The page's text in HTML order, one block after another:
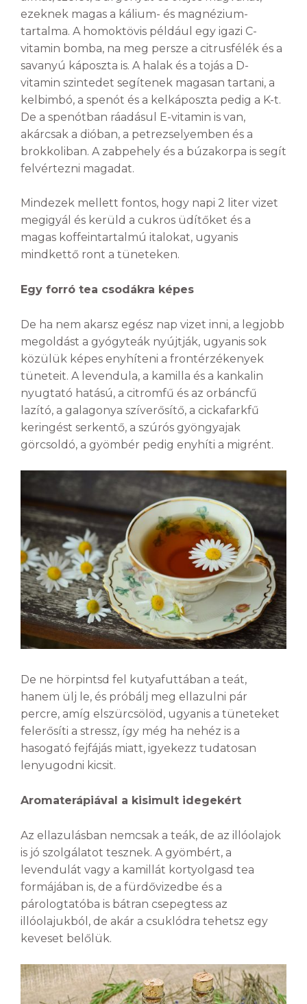
ezeknek magas a kálium- és magnézium-
tartalma. A homoktövis például egy igazi C-
vitamin bomba, na meg persze a citrusfélék és a
savanyú káposzta is. A halak és a tojás a D-
vitamin szintedet segítenek magasan tartani, a
kelbimbó, a spenót és a kelkáposzta pedig a K-t.
De a spenótban ráadásul E-vitamin is van,
akárcsak a dióban, a petrezselyemben és a
brokkoliban. A zabpehely és a búzakorpa is segít
felvértezni magadat.
Mindezek mellett fontos, hogy napi 2 liter vizet
megigyál és kerüld a cukros üdítőket és a
magas koffeintartalmú italokat, ugyanis
mindkettő ront a tüneteken.
Egy forró tea csodákra képes
De ha nem akarsz egész nap vizet inni, a legjobb
megoldást a gyógyteák nyújtják, ugyanis sok
közülük képes enyhíteni a frontérzékenyek
tüneteit. A levendula, a kamilla és a kankalin
nyugtató hatású, a citromfű és az orbáncfű
lazító, a galagonya szíverősítő, a cickafarkfű
keringést serkentő, a szúrós gyöngyajak
görcsoldó, a gyömbér pedig enyhíti a migrént.
De ne hörpintsd fel kutyafuttában a teát,
hanem ülj le, és próbálj meg ellazulni pár
percre, amíg elszürcsölöd, ugyanis a tüneteket
felerősíti a stressz, így még ha nehéz is a
hasogató fejfájás miatt, igyekezz tudatosan
lenyugodni kicsit.
Aromaterápiával a kisimult idegekért
Az ellazulásban nemcsak a teák, de az illóolajok
is jó szolgálatot tesznek. A gyömbért, a
levendulát vagy a kamillát kortyolgasd tea
formájában is, de a fürdővizedbe és a
párologtatóba is bátran csepegtess az
illóolajukból, de akár a csuklódra tehetsz egy
keveset belőlük.